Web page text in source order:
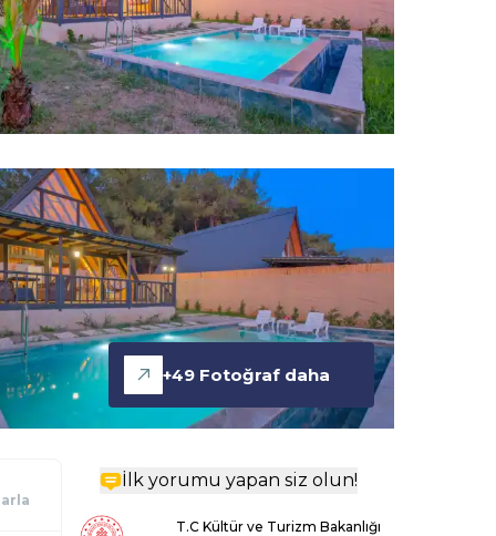
+49 Fotoğraf daha
İlk yorumu yapan siz olun!
T.C Kültür ve Turizm Bakanlığı